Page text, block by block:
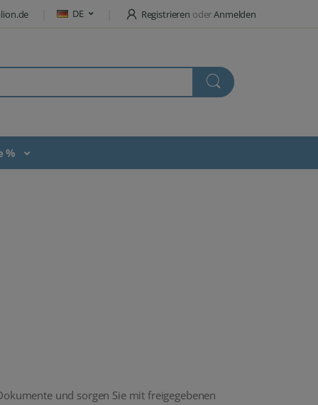
DE Registrieren oderAnmelden
%
und sorgen Sie mit freigegebenen